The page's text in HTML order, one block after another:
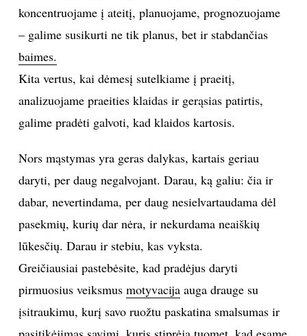
PRIVATUMO POLITIKA
NAUJIENLAIŠKĮ
Jūs sutinkate su
koncentruojame į ateitį, planuojame, prognozuojame
– galime susikurti ne tik planus, bet ir stabdančias
baimes.
Kita vertus, kai dėmesį sutelkiame į praeitį,
analizuojame praeities klaidas ir gerąsias patirtis,
galime pradėti galvoti, kad klaidos kartosis.
Nors mąstymas yra geras dalykas, kartais geriau
daryti, per daug negalvojant. Darau, ką galiu: čia ir
dabar, nevertindama, per daug nesielvartaudama dėl
pasekmių, kurių dar nėra, ir nekurdama neaiškių
lūkesčių. Darau ir stebiu, kas vyksta.
Greičiausiai pastebėsite, kad pradėjus daryti
pirmuosius veiksmus motyvacijaauga drauge su
įsitraukimu, kurį savo ruožtu paskatina smalsumas ir